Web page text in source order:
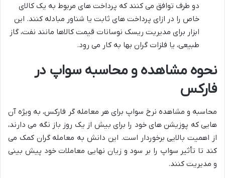
دو طرف توافق می کنند که پرداخت های مربوط به یک کالای
خاص را در ازای پرداخت های ثابت یا شناور مبادله کنند. این
ابزار برای مدیریت ریسک نوسانات قیمت کالاها مانند نفت، گاز
طبیعی، یا فلزات گران بها به کار می رود.
نحوه مشاهده و محاسبه سواپ در
فارکس
محاسبه و مشاهده نرخ سواپ برای هر معامله گر فارکس، به ویژه آن
هایی که پوزیشن های خود را برای بیش از یک روز باز نگه می دارند،
از اهمیت بالایی برخوردار است. این دانش به معامله گران کمک می
کند تا تأثیر سواپ را بر سود و زیان نهایی معاملات خود پیش بینی
و مدیریت کنند.